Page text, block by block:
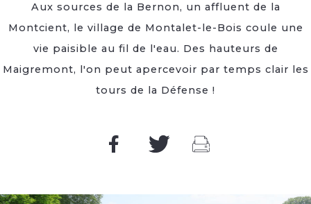
Aux sources de la Bernon, un affluent de la
Montcient, le village de Montalet-le-Bois coule une
vie paisible au fil de l'eau. Des hauteurs de
Maigremont, l'on peut apercevoir par temps clair les
tours de la Défense !